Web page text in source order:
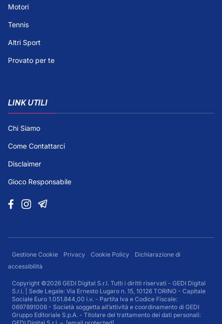
Motori
Tennis
Altri Sport
Provato per te
LINK UTILI
Chi Siamo
Come Contattarci
Disclaimer
Gioco Responsabile
Gestione Cookie Privacy Cookie Policy
Dichiarazione di
accessibilità
Copyright ©2026 GEDI Digital S.r.l. Tutti i diritti riservati - GEDI Digital
S.r.l. | Sede Legale: Via Ernesto Lugaro n. 15, 10126 TORINO - Capitale
Sociale Euro 1.051.844,00 i.v. - Partita Iva e Codice Fiscale:
0697891006 - Società soggetta all’attività e coordinamento di GEDI
Gruppo Editoriale S.p.A. - Titolare del trattamento dei dati personali: